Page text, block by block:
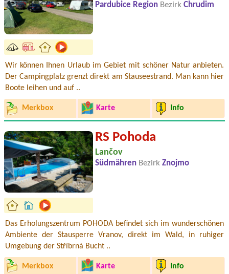
Pardubice Region Bezirk Chrudim
Wir können Ihnen Urlaub im Gebiet mit schöner Natur anbieten.
Der Campingplatz grenzt direkt am Stauseestrand. Man kann hier
Boote leihen und auf ..
Merkbox Karte Info
RS Pohoda
Lančov
Südmähren Bezirk Znojmo
Das Erholungszentrum POHODA befindet sich im wunderschönen
Ambiente der Stausperre Vranov, direkt im Wald, in ruhiger
Umgebung der Stříbrná Bucht ..
Merkbox Karte Info